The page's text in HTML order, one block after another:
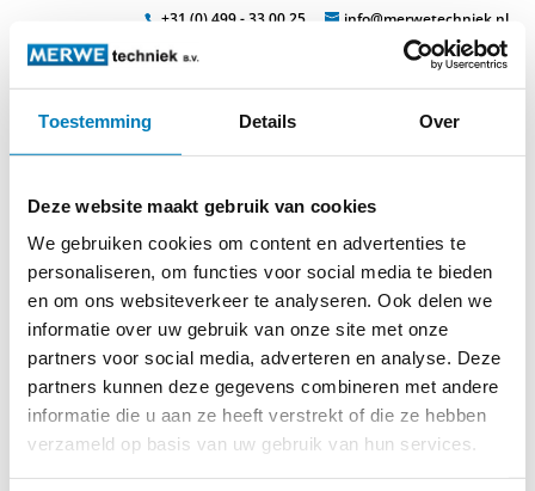
Toestemming Details Over
Deze website maakt gebruik van cookies
We gebruiken cookies om content en advertenties te
personaliseren, om functies voor social media te bieden
en om ons websiteverkeer te analyseren. Ook delen we
informatie over uw gebruik van onze site met onze
partners voor social media, adverteren en analyse. Deze
partners kunnen deze gegevens combineren met andere
informatie die u aan ze heeft verstrekt of die ze hebben
verzameld op basis van uw gebruik van hun services.
+31 (0) 499 - 33 00 25 info@merwetechniek.nl
Veelzijdig in elektrotechnische producten
kabel10
© 2026MERWEtechniek B.V.-Disclaimer-Privacy Policy-